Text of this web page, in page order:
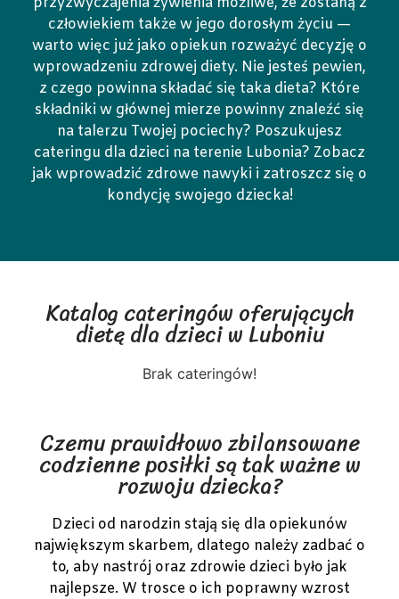
człowiekiem także w jego dorosłym życiu —
warto więc już jako opiekun rozważyć decyzję o
wprowadzeniu zdrowej diety. Nie jesteś pewien,
z czego powinna składać się taka dieta? Które
składniki w głównej mierze powinny znaleźć się
na talerzu Twojej pociechy? Poszukujesz
cateringu dla dzieci na terenie Lubonia? Zobacz
jak wprowadzić zdrowe nawyki i zatroszcz się o
kondycję swojego dziecka!
Katalog cateringów oferujących
dietę dla dzieci w Luboniu
Brak cateringów!
Czemu prawidłowo zbilansowane
codzienne posiłki są tak ważne w
rozwoju dziecka?
Dzieci od narodzin stają się dla opiekunów
największym skarbem, dlatego należy zadbać o
to, aby nastrój oraz zdrowie dzieci było jak
najlepsze. W trosce o ich poprawny wzrost